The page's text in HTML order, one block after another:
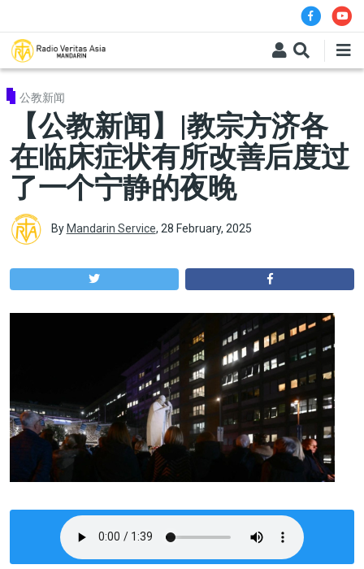
公教新闻
【公教新闻】|教宗方济各
在临床症状有所改善后度过
了一个宁静的夜晚
By Mandarin Service, 28 February, 2025